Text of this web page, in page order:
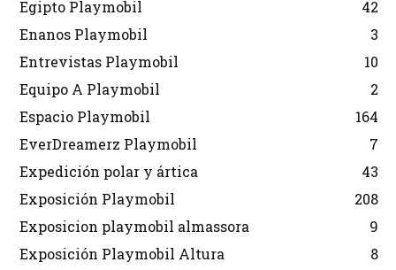
Egipto Playmobil
42
Enanos Playmobil
3
Entrevistas Playmobil
10
Equipo A Playmobil
2
Espacio Playmobil
164
EverDreamerz Playmobil
7
Expedición polar y ártica
43
Exposición Playmobil
208
Exposicion playmobil almassora
9
Exposición Playmobil Altura
8